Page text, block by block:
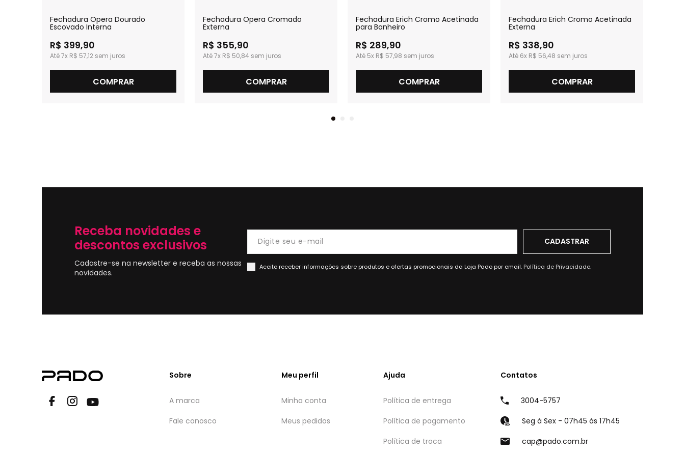
Fechadura Opera Dourado
Escovado Interna
R$ 399,90
7x R$ 57,12
COMPRAR
Fechadura Opera Cromado
Externa
R$ 355,90
7x R$ 50,84
COMPRAR
Fechadura Erich Cromo Acetinada
para Banheiro
R$ 289,90
5x R$ 57,98
COMPRAR
Fechadura Erich Cromo Acetinada
Externa
R$ 338,90
6x R$ 56,48
COMPRAR
Receba novidades e
descontos exclusivos
Cadastre-se na newsletter e receba as nossas
novidades.
Aceite receber informações sobre produtos e ofertas promocionais da Loja Pado por email. Política de Privacidade.
Sobre
A marca
Fale conosco
Meu perfil
Minha conta
Meus pedidos
Ajuda
Política de entrega
Política de pagamento
Política de troca
Contatos
3004-5757
Seg à Sex - 07h45 às 17h45
cap@pado.com.br